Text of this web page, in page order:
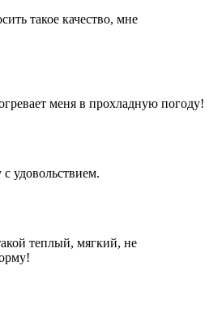
такое качество, мне
меня в прохладную погоду!
удовольствием.
теплый, мягкий, не